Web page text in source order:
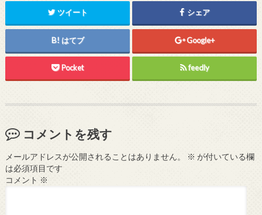
ツイート シェア
はてブ Google+
Pocket feedly
コメントを残す
メールアドレスが公開されることはありません。 ※ が付いている欄
は必須項目です
コメント ※